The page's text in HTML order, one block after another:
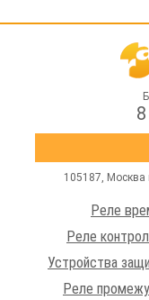
105187, Москва
Реле
Реле
Устройства
Реле